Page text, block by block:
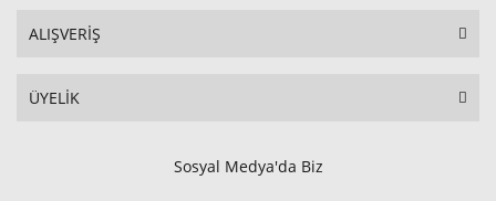
ALIŞVERİŞ
ÜYELİK
Sosyal Medya'da Biz